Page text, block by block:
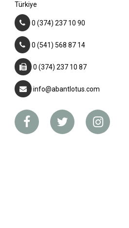
Türkiye
0 (374) 237 10 90
0 (541) 568 87 14
0 (374) 237 10 87
info@abantlotus.com